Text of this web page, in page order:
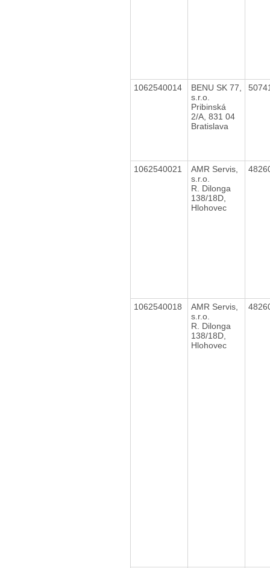
1062540014
BENU SK 77,
s.r.o.
Pribinská
2/A, 831 04
Bratislava
1062540021
AMR Servis,
s.r.o.
R. Dilonga
138/18D,
Hlohovec
1062540018
AMR Servis,
s.r.o.
R. Dilonga
138/18D,
Hlohovec